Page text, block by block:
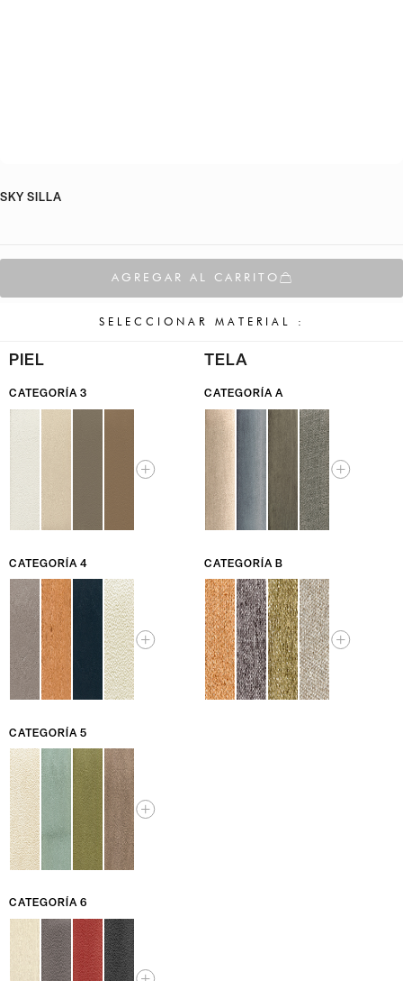
SKY SILLA
AGREGAR AL CARRITO
SELECCIONAR MATERIAL :
PIEL
CATEGORÍA 3
CATEGORÍA 4
CATEGORÍA 5
CATEGORÍA 6
TELA
CATEGORÍA A
CATEGORÍA B